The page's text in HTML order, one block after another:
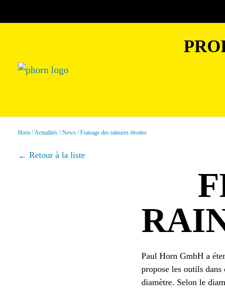
Horn Actualités News Fraisage des rainures étroites
Retour à la liste
Paul Horn GmbH a
propose les outils
diamètre. Selon le